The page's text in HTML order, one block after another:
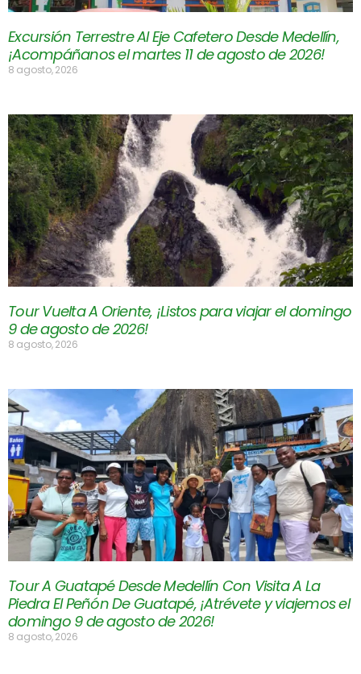
Excursión Terrestre Al Eje Cafetero Desde Medellín,
¡Acompáñanos el martes 11 de agosto de 2026!
8 agosto, 2026
Tour Vuelta A Oriente, ¡Listos para viajar el domingo
9 de agosto de 2026!
8 agosto, 2026
Tour A Guatapé Desde Medellín Con Visita A La
Piedra El Peñón De Guatapé, ¡Atrévete y viajemos el
domingo 9 de agosto de 2026!
8 agosto, 2026